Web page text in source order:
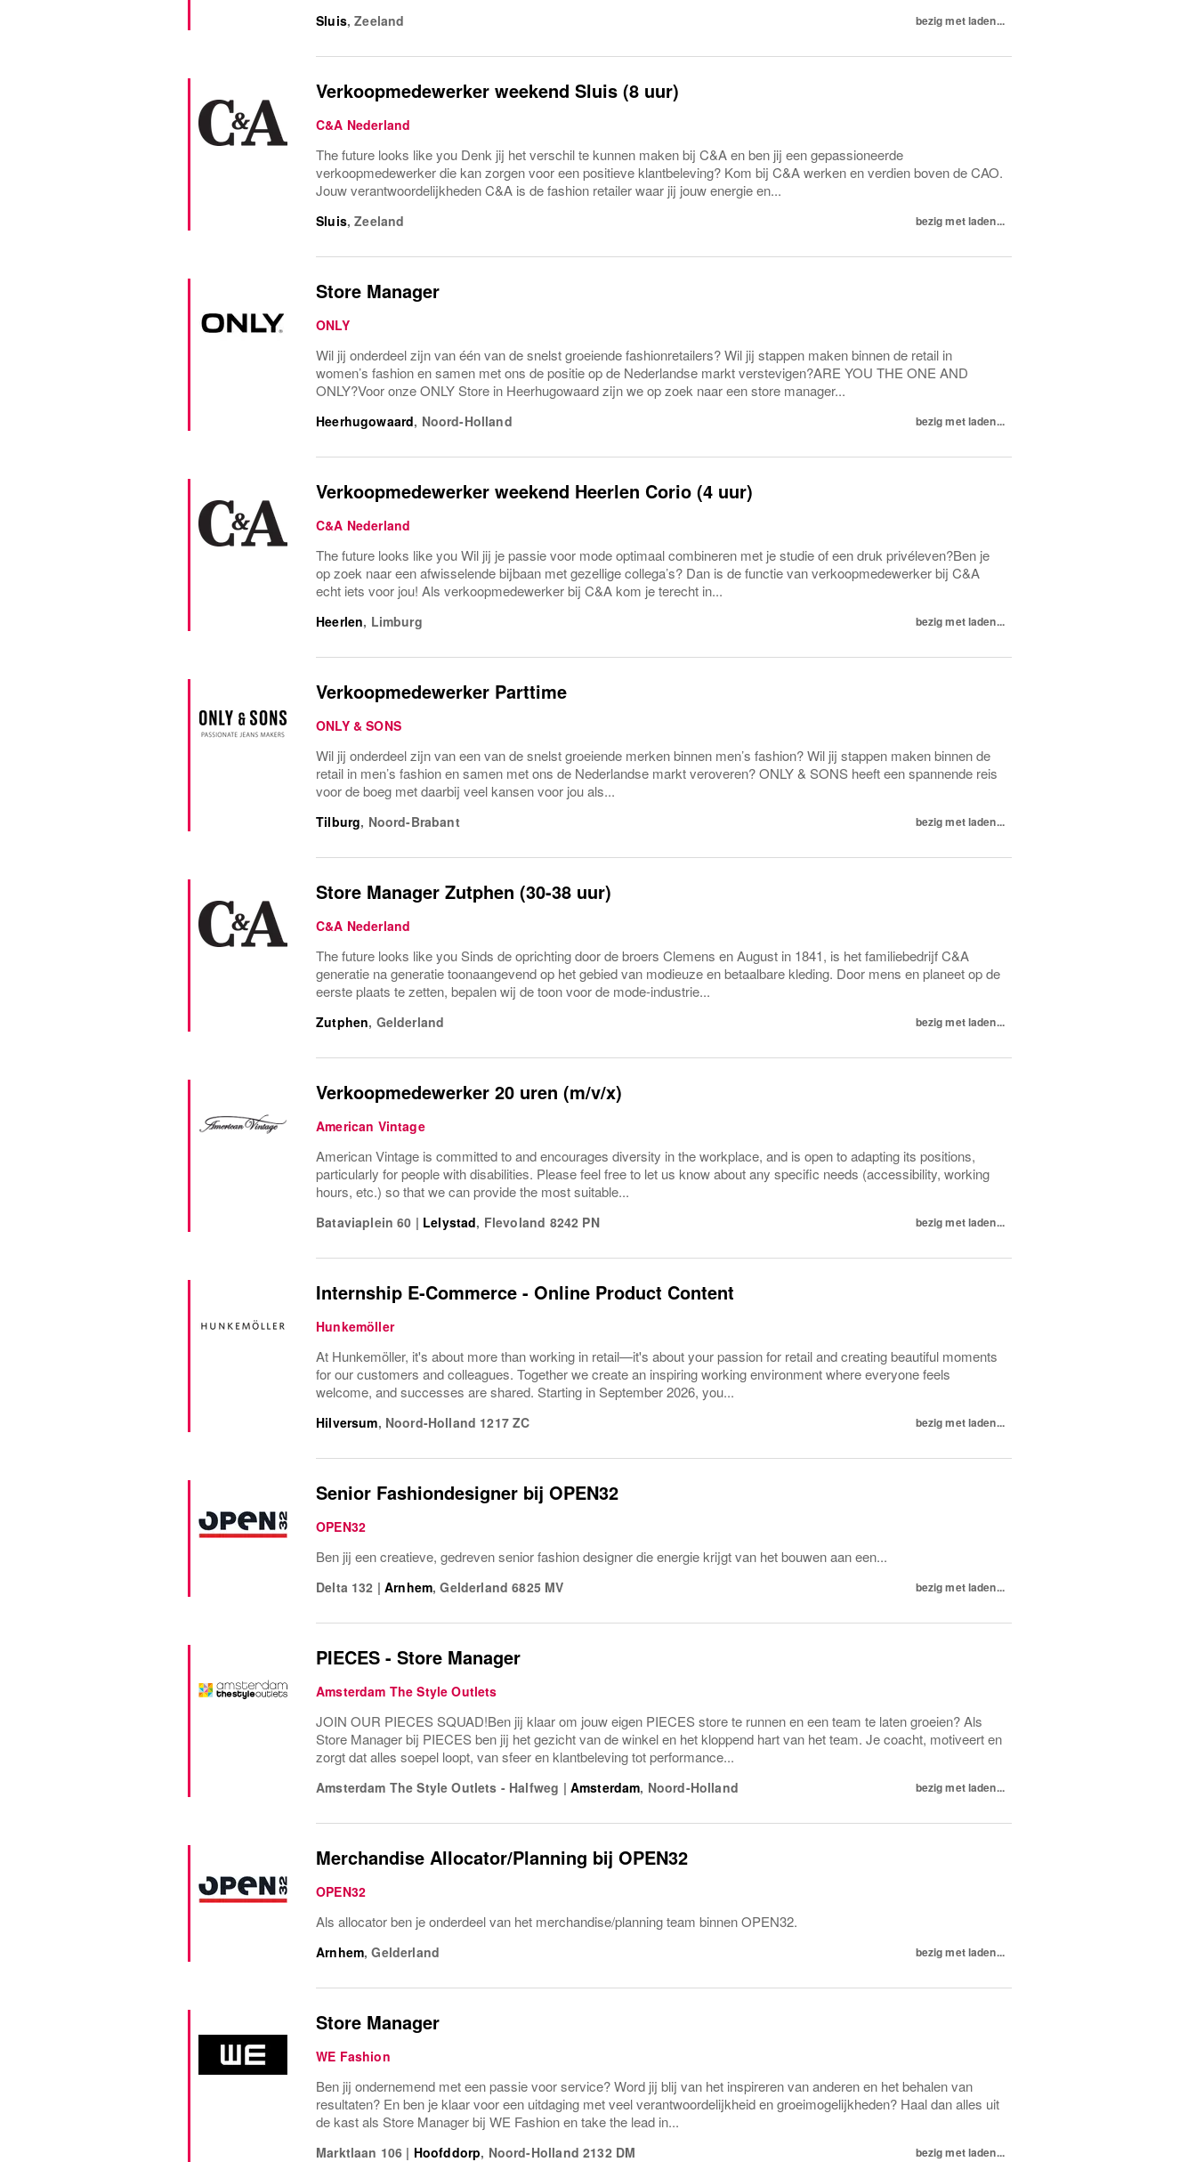
Sluis,Zeeland bezig met laden...
Verkoopmedewerker weekend Sluis (8 uur)
C&A Nederland
The future looks like you Denk jij het verschil te kunnen maken bij C&A en ben jij een gepassioneerde
verkoopmedewerker die kan zorgen voor een positieve klantbeleving? Kom bij C&A werken en verdien boven de CAO.
Jouw verantwoordelijkheden C&A is de fashion retailer waar jij jouw energie en...
Sluis,Zeeland bezig met laden...
Store Manager
ONLY
Wil jij onderdeel zijn van één van de snelst groeiende fashionretailers? Wil jij stappen maken binnen de retail in
women’s fashion en samen met ons de positie op de Nederlandse markt verstevigen?ARE YOU THE ONE AND
ONLY?Voor onze ONLY Store in Heerhugowaard zijn we op zoek naar een store manager...
Heerhugowaard, Noord-Holland bezig met laden...
Verkoopmedewerker weekend Heerlen Corio (4 uur)
C&A Nederland
The future looks like you Wil jij je passie voor mode optimaal combineren met je studie of een druk privéleven?Ben je
op zoek naar een afwisselende bijbaan met gezellige collega’s? Dan is de functie van verkoopmedewerker bij C&A
echt iets voor jou! Als verkoopmedewerker bij C&A kom je terecht in...
Heerlen, Limburg bezig met laden...
Verkoopmedewerker Parttime
ONLY & SONS
Wil jij onderdeel zijn van een van de snelst groeiende merken binnen men’s fashion? Wil jij stappen maken binnen de
retail in men’s fashion en samen met ons de Nederlandse markt veroveren? ONLY & SONS heeft een spannende reis
voor de boeg met daarbij veel kansen voor jou als...
Tilburg, Noord-Brabant bezig met laden...
Store Manager Zutphen (30-38 uur)
C&A Nederland
The future looks like you Sinds de oprichting door de broers Clemens en August in 1841, is het familiebedrijf C&A
generatie na generatie toonaangevend op het gebied van modieuze en betaalbare kleding. Door mens en planeet op de
eerste plaats te zetten, bepalen wij de toon voor de mode-industrie...
Zutphen, Gelderland bezig met laden...
Verkoopmedewerker 20 uren (m/v/x)
American Vintage
American Vintage is committed to and encourages diversity in the workplace, and is open to adapting its positions,
particularly for people with disabilities. Please feel free to let us know about any specific needs (accessibility, working
hours, etc.) so that we can provide the most suitable...
Bataviaplein 60 | Lelystad, Flevoland 8242 PN bezig met laden...
Internship E-Commerce - Online Product Content
Hunkemöller
At Hunkemöller, it's about more than working in retail—it's about your passion for retail and creating beautiful moments
for our customers and colleagues. Together we create an inspiring working environment where everyone feels
welcome, and successes are shared. Starting in September 2026, you...
Hilversum, Noord-Holland 1217 ZC bezig met laden...
Senior Fashiondesigner bij OPEN32
OPEN32
Ben jij een creatieve, gedreven senior fashion designer die energie krijgt van het bouwen aan een...
Delta 132 | Arnhem,Gelderland 6825 MV bezig met laden...
PIECES - Store Manager
Amsterdam The Style Outlets
JOIN OUR PIECES SQUAD!Ben jij klaar om jouw eigen PIECES store te runnen en een team te laten groeien? Als
Store Manager bij PIECES ben jij het gezicht van de winkel en het kloppend hart van het team. Je coacht, motiveert en
zorgt dat alles soepel loopt, van sfeer en klantbeleving tot performance...
Amsterdam The Style Outlets - Halfweg | Amsterdam, Noord-Holland bezig met laden...
Merchandise Allocator/Planning bij OPEN32
OPEN32
Als allocator ben je onderdeel van het merchandise/planning team binnen OPEN32.
Arnhem,Gelderland bezig met laden...
Store Manager
WE Fashion
Ben jij ondernemend met een passie voor service? Word jij blij van het inspireren van anderen en het behalen van
resultaten? En ben je klaar voor een uitdaging met veel verantwoordelijkheid en groeimogelijkheden? Haal dan alles uit
de kast als Store Manager bij WE Fashion en take the lead in...
Marktlaan 106 | Hoofddorp, Noord-Holland 2132 DM bezig met laden...